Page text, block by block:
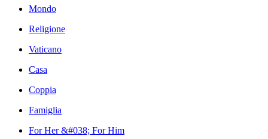
Mondo
Religione
Vaticano
Casa
Coppia
Famiglia
For Her &#038; For Him